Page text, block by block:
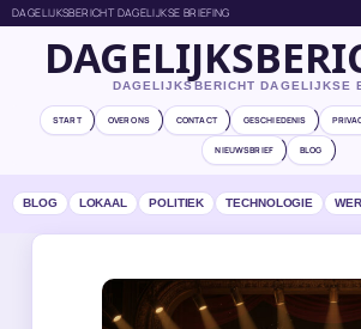
DAGELIJKSBERICHT DAGELIJKSE BRIEFING
DAGELIJKSBERICHT DAGELIJKSE
START OVER ONS CONTACT GESCHIEDENIS
NIEUWSBRIEF BLOG
BLOG LOKAAL POLITIEK TECHNOLOGIE